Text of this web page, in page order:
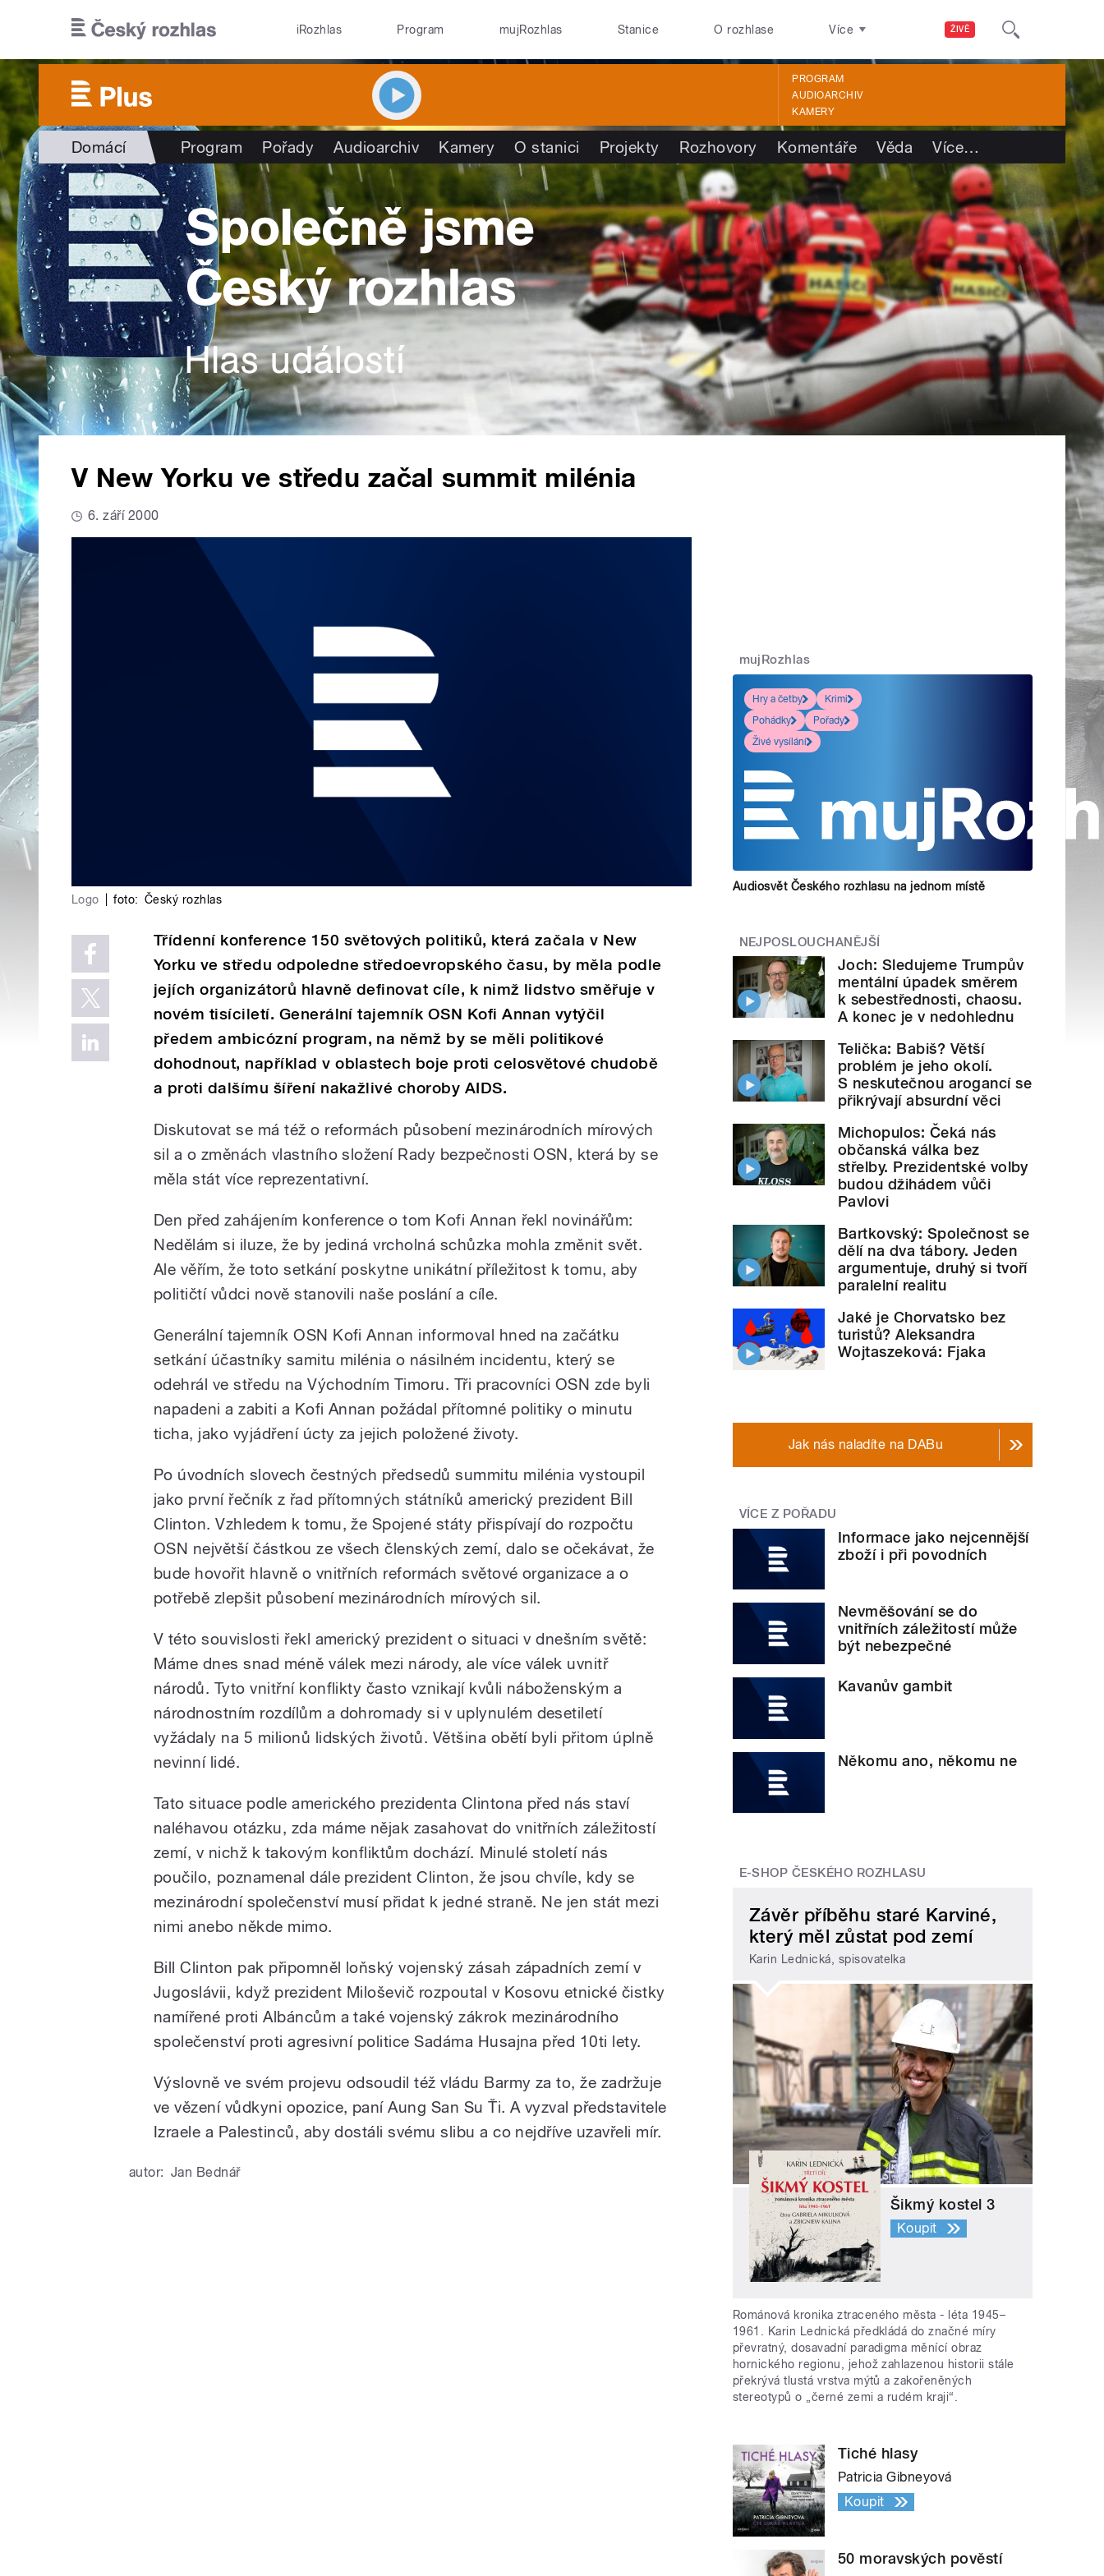
ŽIVĚ
iRozhlas Program mujRozhlas Stanice O rozhlase Více
PROGRAM
AUDIOARCHIV
KAMERY
Domácí Program Pořady Audioarchiv Kamery O stanici Projekty Rozhovory Komentáře Věda Více…
V New Yorku ve středu začal summit milénia
6. září 2000
Logo foto: Český rozhlas
Třídenní konference 150 světových politiků, která začala v New
Yorku ve středu odpoledne středoevropského času, by měla podle
jejích organizátorů hlavně definovat cíle, k nimž lidstvo směřuje v
novém tisíciletí. Generální tajemník OSN Kofi Annan vytýčil
předem ambicózní program, na němž by se měli politikové
dohodnout, například v oblastech boje proti celosvětové chudobě
a proti dalšímu šíření nakažlivé choroby AIDS.
Diskutovat se má též o reformách působení mezinárodních mírových
sil a o změnách vlastního složení Rady bezpečnosti OSN, která by se
měla stát více reprezentativní.
Den před zahájením konference o tom Kofi Annan řekl novinářům:
Nedělám si iluze, že by jediná vrcholná schůzka mohla změnit svět.
Ale věřím, že toto setkání poskytne unikátní příležitost k tomu, aby
političtí vůdci nově stanovili naše poslání a cíle.
Generální tajemník OSN Kofi Annan informoval hned na začátku
setkání účastníky samitu milénia o násilném incidentu, který se
odehrál ve středu na Východním Timoru. Tři pracovníci OSN zde byli
napadeni a zabiti a Kofi Annan požádal přítomné politiky o minutu
ticha, jako vyjádření úcty za jejich položené životy.
Po úvodních slovech čestných předsedů summitu milénia vystoupil
jako první řečník z řad přítomných státníků americký prezident Bill
Clinton. Vzhledem k tomu, že Spojené státy přispívají do rozpočtu
OSN největší částkou ze všech členských zemí, dalo se očekávat, že
bude hovořit hlavně o vnitřních reformách světové organizace a o
potřebě zlepšit působení mezinárodních mírových sil.
V této souvislosti řekl americký prezident o situaci v dnešním světě:
Máme dnes snad méně válek mezi národy, ale více válek uvnitř
národů. Tyto vnitřní konflikty často vznikají kvůli náboženským a
národnostním rozdílům a dohromady si v uplynulém desetiletí
vyžádaly na 5 milionů lidských životů. Většina obětí byli přitom úplně
nevinní lidé.
Tato situace podle amerického prezidenta Clintona před nás staví
naléhavou otázku, zda máme nějak zasahovat do vnitřních záležitostí
zemí, v nichž k takovým konfliktům dochází. Minulé století nás
poučilo, poznamenal dále prezident Clinton, že jsou chvíle, kdy se
mezinárodní společenství musí přidat k jedné straně. Ne jen stát mezi
nimi anebo někde mimo.
Bill Clinton pak připomněl loňský vojenský zásah západních zemí v
Jugoslávii, když prezident Miloševič rozpoutal v Kosovu etnické čistky
namířené proti Albáncům a také vojenský zákrok mezinárodního
společenství proti agresivní politice Sadáma Husajna před 10ti lety.
Výslovně ve svém projevu odsoudil též vládu Barmy za to, že zadržuje
ve vězení vůdkyni opozice, paní Aung San Su Ťi. A vyzval představitele
Izraele a Palestinců, aby dostáli svému slibu a co nejdříve uzavřeli mír.
autor: Jan Bednář
mujRozhlas
Hry a četby
Krimi
Pohádky
Pořady
Živé vysílání
Audiosvět Českého rozhlasu na jednom místě
NEJPOSLOUCHANĚJŠÍ
Joch: Sledujeme Trumpův
mentální úpadek směrem
k sebestřednosti, chaosu.
A konec je v nedohlednu
Telička: Babiš? Větší
problém je jeho okolí.
S neskutečnou arogancí se
přikrývají absurdní věci
Michopulos: Čeká nás
občanská válka bez
střelby. Prezidentské volby
budou džihádem vůči
Pavlovi
Bartkovský: Společnost se
dělí na dva tábory. Jeden
argumentuje, druhý si tvoří
paralelní realitu
Jaké je Chorvatsko bez
turistů? Aleksandra
Wojtaszeková: Fjaka
Jak nás naladíte na DABu
VÍCE Z POŘADU
Informace jako nejcennější
zboží i při povodních
Nevměšování se do
vnitřních záležitostí může
být nebezpečné
Kavanův gambit
Někomu ano, někomu ne
E-SHOP ČESKÉHO ROZHLASU
Závěr příběhu staré Karviné,
který měl zůstat pod zemí
Karin Lednická, spisovatelka
Šikmý kostel 3
Koupit
Románová kronika ztraceného města - léta 1945–
1961. Karin Lednická předkládá do značné míry
převratný, dosavadní paradigma měnící obraz
hornického regionu, jehož zahlazenou historii stále
překrývá tlustá vrstva mýtů a zakořeněných
stereotypů o „černé zemi a rudém kraji“.
Tiché hlasy
Patricia Gibneyová
Koupit
50 moravských pověstí